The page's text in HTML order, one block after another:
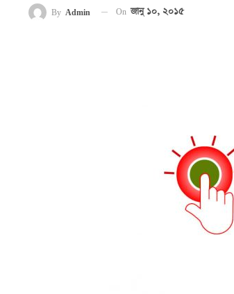
By Admin On জানু ১০, ২০১৫